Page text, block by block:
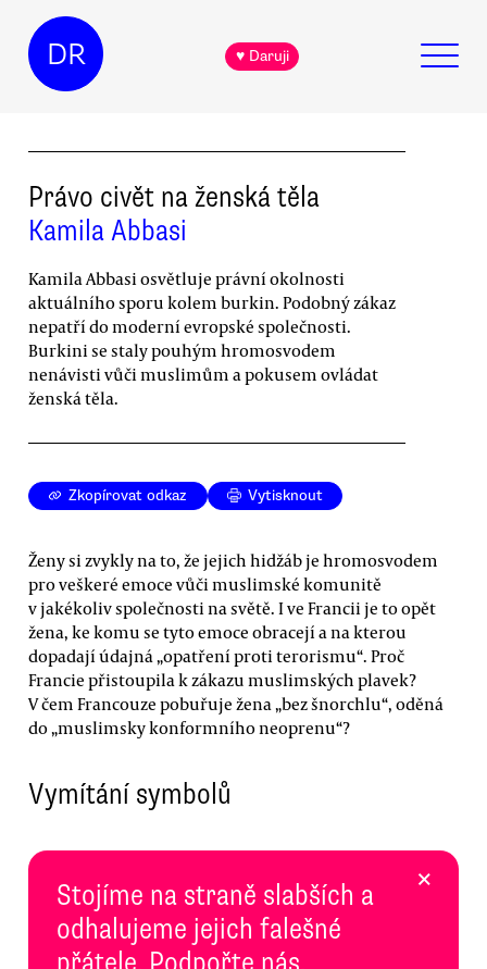
DR ♥ Daruji
Právo civět na ženská těla
Kamila Abbasi
Kamila Abbasi osvětluje právní okolnosti
aktuálního sporu kolem burkin. Podobný zákaz
nepatří do moderní evropské společnosti.
Burkini se staly pouhým hromosvodem
nenávisti vůči muslimům a pokusem ovládat
ženská těla.
Zkopírovat odkaz Vytisknout
Ženy si zvykly na to, že jejich hidžáb je hromosvodem
pro veškeré emoce vůči muslimské komunitě
v jakékoliv společnosti na světě. I ve Francii je to opět
žena, ke komu se tyto emoce obracejí a na kterou
dopadají údajná „opatření proti terorismu“. Proč
Francie přistoupila k zákazu muslimských plavek?
V čem Francouze pobuřuje žena „bez šnorchlu“, oděná
do „muslimsky konformního neoprenu“?
Vymítání symbolů
Stojíme na straně slabších a
odhalujeme jejich falešné
×